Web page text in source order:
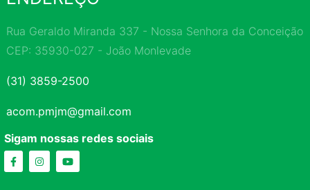
Rua Geraldo Miranda 337 - Nossa Senhora da Conceição
CEP: 35930-027 - João Monlevade
(31) 3859-2500
acom.pmjm@gmail.com
Sigam nossas redes sociais